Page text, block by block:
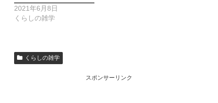
2021年6月8日
くらしの雑学
くらしの雑学
スポンサーリンク